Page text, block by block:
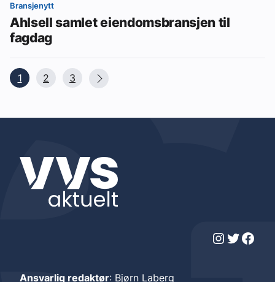
Bransjenytt
Ahlsell samlet eiendomsbransjen til
fagdag
1 2 3
Instagram Twitter Facebook
Ansvarlig redaktør: Bjørn Laberg